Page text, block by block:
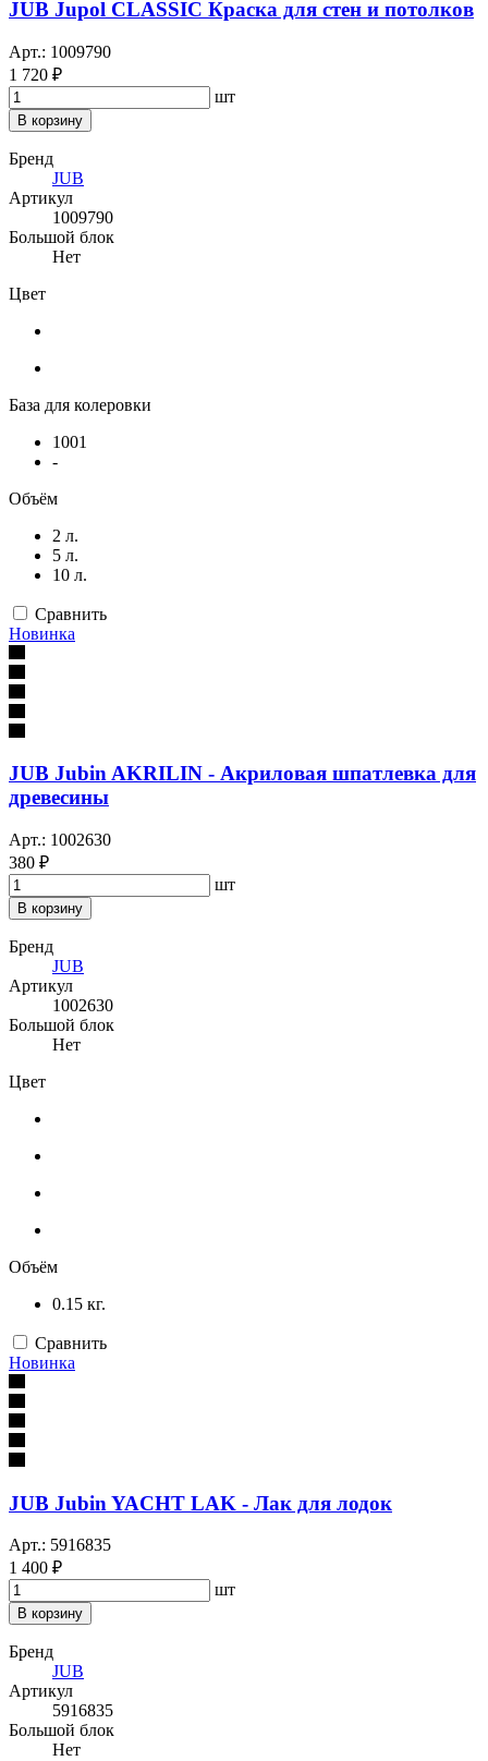
JUB Jupol CLASSIC Краска для стен и потолков
Арт.: 1009790
1 720 ₽
шт
В корзину
Бренд
JUB
Артикул
1009790
Большой блок
Нет
Цвет
База для колеровки
1001
-
Объём
2 л.
5 л.
10 л.
Сравнить
Новинка
JUB Jubin AKRILIN - Акриловая шпатлевка для
древесины
Арт.: 1002630
380 ₽
шт
В корзину
Бренд
JUB
Артикул
1002630
Большой блок
Нет
Цвет
Объём
0.15 кг.
Сравнить
Новинка
JUB Jubin YACHT LAK - Лак для лодок
Арт.: 5916835
1 400 ₽
шт
В корзину
Бренд
JUB
Артикул
5916835
Большой блок
Нет